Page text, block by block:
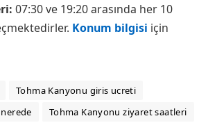
07:30 ve 19:20 arasında her 10
Konum bilgisi için
Tohma Kanyonu giris ucreti
Tohma Kanyonu ziyaret saatleri